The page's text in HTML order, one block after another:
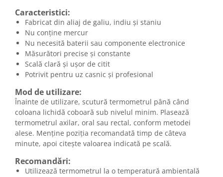
Caracteristici:
Fabricat din aliaj de galiu, indiu și staniu
Nu conține mercur
Nu necesită baterii sau componente electronice
Măsurători precise și constante
Scală clară și ușor de citit
Potrivit pentru uz casnic și profesional
Mod de utilizare:
Înainte de utilizare, scutură termometrul până când
coloana lichidă coboară sub nivelul minim. Plasează
termometrul axilar, oral sau rectal, conform metodei
alese. Menține poziția recomandată timp de câteva
minute, apoi citește valoarea indicată pe scală.
Recomandări:
Utilizează termometrul la o temperatură ambientală